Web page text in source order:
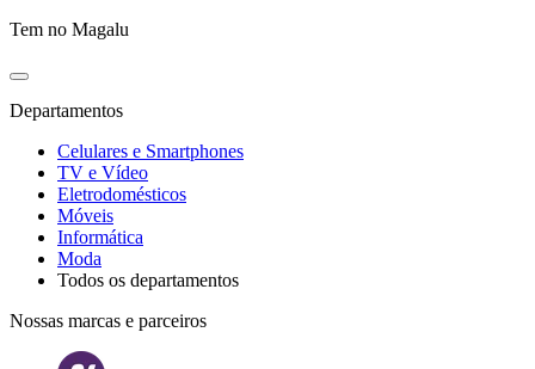
Tem no Magalu
Departamentos
Celulares e Smartphones
TV e Vídeo
Eletrodomésticos
Móveis
Informática
Moda
Todos os departamentos
Nossas marcas e parceiros